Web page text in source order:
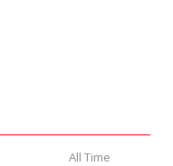
All Time